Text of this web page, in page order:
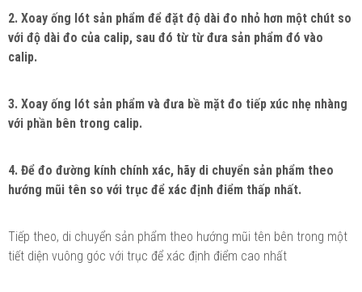
2. Xoay ống lót sản phẩm để đặt độ dài đo nhỏ hơn một chút so
với độ dài đo của calip, sau đó từ từ đưa sản phẩm đó vào
calip.
3. Xoay ống lót sản phẩm và đưa bề mặt đo tiếp xúc nhẹ nhàng
với phần bên trong calip.
4. Để đo đường kính chính xác, hãy di chuyển sản phẩm theo
hướng mũi tên so với trục để xác định điểm thấp nhất.
Tiếp theo, di chuyển sản phẩm theo hướng mũi tên bên trong một
tiết diện vuông góc với trục để xác định điểm cao nhất